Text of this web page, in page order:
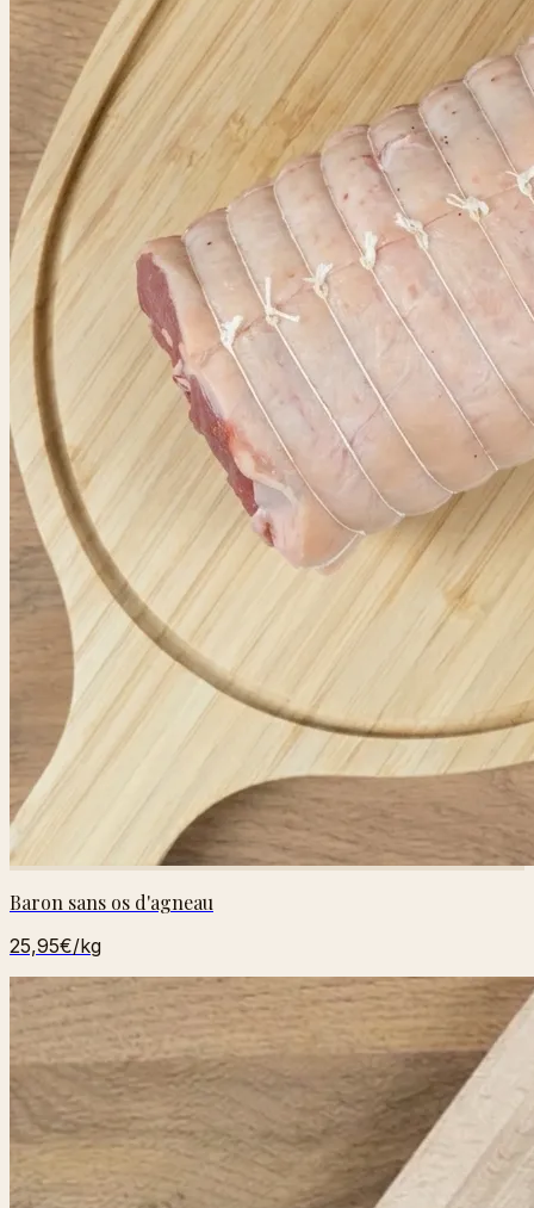
Baron sans os d'agneau
25,95€/kg